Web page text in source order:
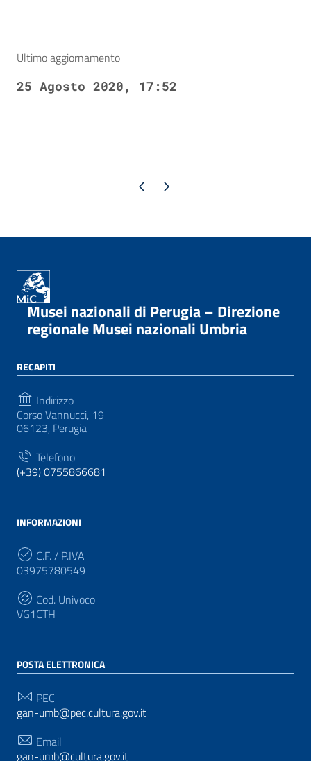
Ultimo aggiornamento
25 Agosto 2020, 17:52
Pagina precedente
Pagina successiva
Musei nazionali di Perugia – Direzione
regionale Musei nazionali Umbria
RECAPITI
Indirizzo
Corso Vannucci, 19
06123, Perugia
Telefono
(+39) 0755866681
INFORMAZIONI
C.F. / P.IVA
03975780549
Cod. Univoco
VG1CTH
POSTA ELETTRONICA
PEC
gan-umb@pec.cultura.gov.it
Email
gan-umb@cultura.gov.it